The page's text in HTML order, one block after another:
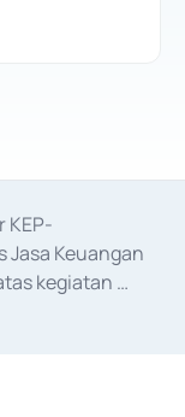
KEP-
Jasa Keuangan
kegiatan